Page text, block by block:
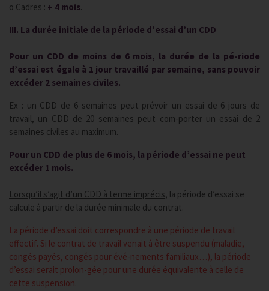
o Cadres : + 4 mois.
III. La durée initiale de la période d’essai d’un CDD
Pour un CDD de moins de 6 mois, la durée de la pé-riode
d’essai est égale à 1 jour travaillé par semaine, sans pouvoir
excéder 2 semaines civiles.
Ex : un CDD de 6 semaines peut prévoir un essai de 6 jours de
travail, un CDD de 20 semaines peut com-porter un essai de 2
semaines civiles au maximum.
Pour un CDD de plus de 6 mois, la période d’essai ne peut
excéder 1 mois.
Lorsqu’il s’agit d’un CDD à terme imprécis, la période d’essai se
calcule à partir de la durée minimale du contrat.
La période d’essai doit correspondre à une période de travail
effectif. Si le contrat de travail venait à être suspendu (maladie,
congés payés, congés pour évé-nements familiaux…), la période
d’essai serait prolon-gée pour une durée équivalente à celle de
cette suspension.